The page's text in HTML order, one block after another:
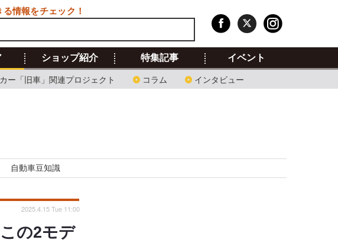
ー「旧車」関連プロジェクト コラム インタビュー
ショップ紹介 特集記事 イベント
自動車豆知識
の2モデ
2025.4.15 Tue 11:00
情報をチェック！